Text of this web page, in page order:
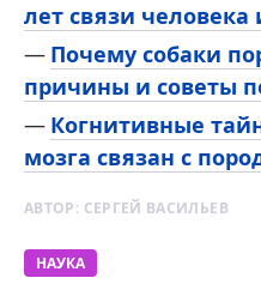
лет связи
Почему собаки
причины и советы
Когнитивные
мозга связан с
АВТОР: СЕРГЕЙ ВАСИЛЬЕВ
НАУКА